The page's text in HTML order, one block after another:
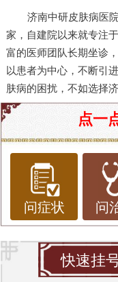
济南中研皮肤病医
家，自建院以来就专注
富的医师团队长期坐诊
以患者为中心，不断引
肤病的困扰，不如选择
点一
问症状 问
快速挂